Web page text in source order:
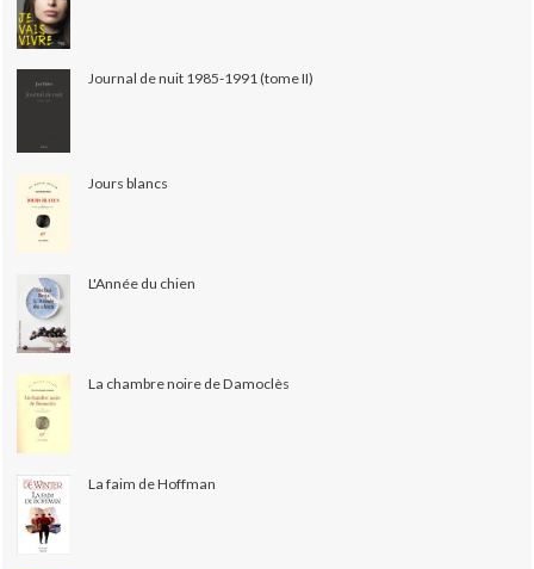
Journal de nuit 1985-1991 (tome II)
Jours blancs
L'Année du chien
La chambre noire de Damoclès
La faim de Hoffman